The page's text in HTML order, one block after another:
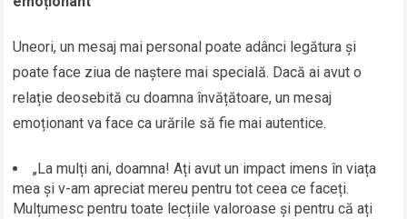
Uneori, un mesaj mai personal poate adânci legătura și
poate face ziua de naștere mai specială. Dacă ai avut o
relație deosebită cu doamna învățătoare, un mesaj
emoționant va face ca urările să fie mai autentice.
„La mulți ani, doamna! Ați avut un impact imens în viața
mea și v-am apreciat mereu pentru tot ceea ce faceți.
Mulțumesc pentru toate lecțiile valoroase și pentru că ați